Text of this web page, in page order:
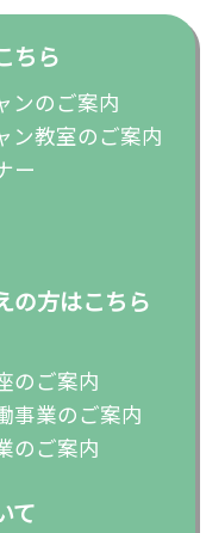
ちら
ンのご案内
ン教室のご案内
ー
の方はこちら
のご案内
事業のご案内
のご案内
て